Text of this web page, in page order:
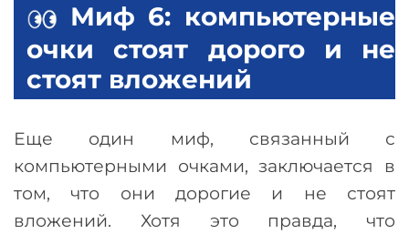
Миф 6: компьютерные
очки стоят дорого и не
стоят вложений
Еще один миф, связанный с
компьютерными очками, заключается в
том, что они дорогие и не стоят
вложений. Хотя это правда, что